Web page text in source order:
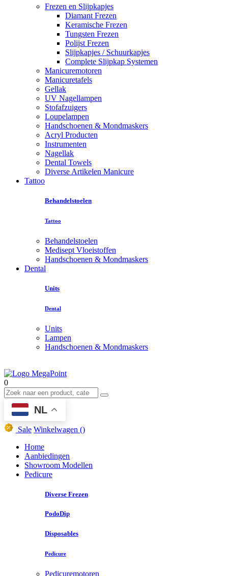
Frezen en Slijpkapjes
Diamant Frezen
Keramische Frezen
Tungsten Frezen
Polijst Frezen
Slijpkapjes / Schuurkapjes
Complete Slijpkap Systemen
Manicuremotoren
Manicuretafels
Gellak
UV Nagellampen
Stofafzuigers
Loupelampen
Handschoenen & Mondmaskers
Acryl Producten
Instrumenten
Nagellak
Dental Towels
Diverse Artikelen Manicure
Tattoo
Behandelstoelen
Tattoo
Behandelstoelen
Medisept Vloeistoffen
Handschoenen & Mondmaskers
Dental
Units
Dental
Units
Lampen
Handschoenen & Mondmaskers
0
NL
Sale Winkelwagen ()
Home
Aanbiedingen
Showroom Modellen
Pedicure
Diverse Frezen
PodoDip
Disposables
Pedicure
Pedicuremotoren